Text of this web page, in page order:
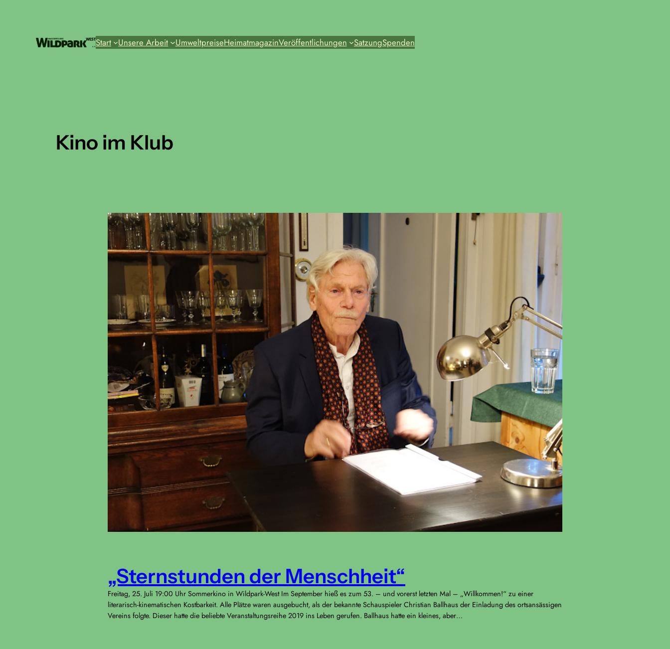
Start Unsere Arbeit UmweltpreiseHeimatmagazinVeröffentlichungen SatzungSpenden
Kino im Klub
„Sternstunden der Menschheit“
Freitag, 25. Juli 19:00 Uhr Sommerkino in Wildpark-West Im September hieß es zum 53. – und vorerst letzten Mal – „Willkommen!“ zu einer
literarisch-kinematischen Kostbarkeit. Alle Plätze waren ausgebucht, als der bekannte Schauspieler Christian Ballhaus der Einladung des ortsansässigen
Vereins folgte. Dieser hatte die beliebte Veranstaltungsreihe 2019 ins Leben gerufen. Ballhaus hatte ein kleines, aber…